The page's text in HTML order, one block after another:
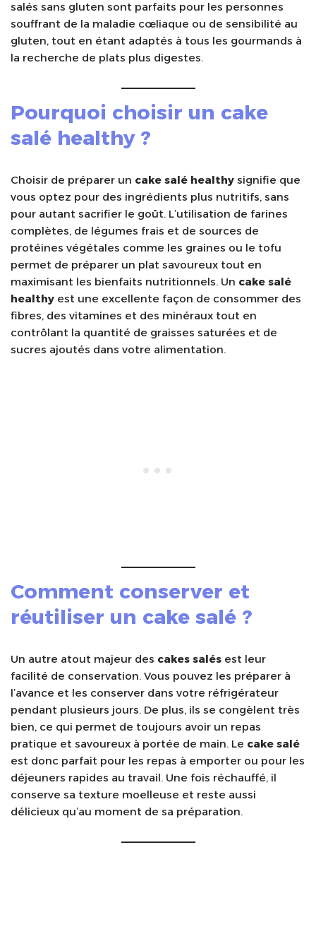
salés sans gluten sont parfaits pour les personnes
souffrant de la maladie cœliaque ou de sensibilité au
gluten, tout en étant adaptés à tous les gourmands à
la recherche de plats plus digestes.
Pourquoi choisir un cake
salé healthy?
Choisir de préparer un cake salé healthy signifie que
vous optez pour des ingrédients plus nutritifs, sans
pour autant sacrifier le goût. L’utilisation de farines
complètes, de légumes frais et de sources de
protéines végétales comme les graines ou le tofu
permet de préparer un plat savoureux tout en
maximisant les bienfaits nutritionnels. Un cake salé
healthy est une excellente façon de consommer des
fibres, des vitamines et des minéraux tout en
contrôlant la quantité de graisses saturées et de
sucres ajoutés dans votre alimentation.
Comment conserver et
réutiliser un cake salé ?
Un autre atout majeur des cakes salés est leur
facilité de conservation. Vous pouvez les préparer à
l’avance et les conserver dans votre réfrigérateur
pendant plusieurs jours. De plus, ils se congèlent très
bien, ce qui permet de toujours avoir un repas
pratique et savoureux à portée de main. Le cake salé
est donc parfait pour les repas à emporter ou pour les
déjeuners rapides au travail. Une fois réchauffé, il
conserve sa texture moelleuse et reste aussi
délicieux qu’au moment de sa préparation.